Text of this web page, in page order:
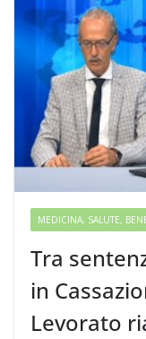
MEDICINA, SALUTE,
Tra
in
Levorato